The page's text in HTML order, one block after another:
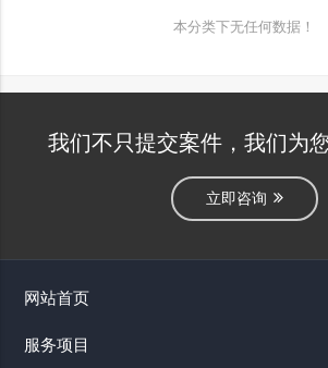
本分类下无任何数据！
我们不只提交案件，我们为
立即咨询
网站首页
服务项目